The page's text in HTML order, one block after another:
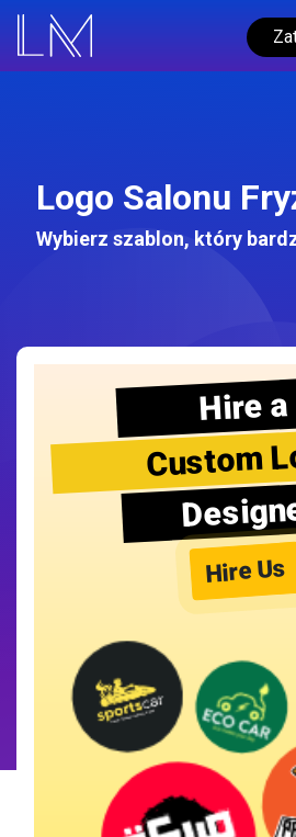
Logo Salonu
Wybierz szablon, który
Hire a
Custom
Hire Us